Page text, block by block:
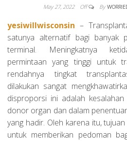
May 27, 2022 Off By
yesiwillwisconsin –
satunya alternatif bagi banyak
terminal. Meningkatnya
permintaan yang tinggi untuk
rendahnya tingkat
dilakukan sangat
disproporsi ini adalah
donor organ dan dalam
yang hadir. Oleh karena itu,
untuk memberikan pedoman